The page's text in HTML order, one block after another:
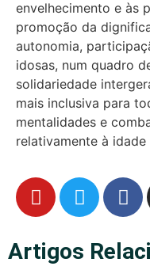
envelhecimento e às
promoção da
autonomia,
idosas, num quadro
solidariedade
mais inclusiva para
mentalidades e
relativamente à
Artigos